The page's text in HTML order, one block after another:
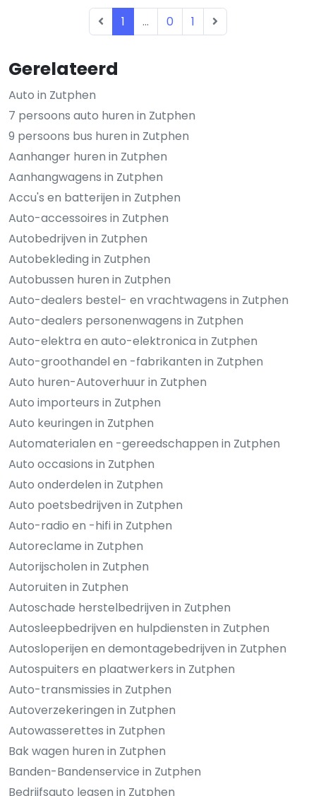
Gerelateerd
Auto in Zutphen
7 persoons auto huren in Zutphen
9 persoons bus huren in Zutphen
Aanhanger huren in Zutphen
Aanhangwagens in Zutphen
Accu's en batterijen in Zutphen
Auto-accessoires in Zutphen
Autobedrijven in Zutphen
Autobekleding in Zutphen
Autobussen huren in Zutphen
Auto-dealers bestel- en vrachtwagens in Zutphen
Auto-dealers personenwagens in Zutphen
Auto-elektra en auto-elektronica in Zutphen
Auto-groothandel en -fabrikanten in Zutphen
Auto huren-Autoverhuur in Zutphen
Auto importeurs in Zutphen
Auto keuringen in Zutphen
Automaterialen en -gereedschappen in Zutphen
Auto occasions in Zutphen
Auto onderdelen in Zutphen
Auto poetsbedrijven in Zutphen
Auto-radio en -hifi in Zutphen
Autoreclame in Zutphen
Autorijscholen in Zutphen
Autoruiten in Zutphen
Autoschade herstelbedrijven in Zutphen
Autosleepbedrijven en hulpdiensten in Zutphen
Autosloperijen en demontagebedrijven in Zutphen
Autospuiters en plaatwerkers in Zutphen
Auto-transmissies in Zutphen
Autoverzekeringen in Zutphen
Autowasserettes in Zutphen
Bak wagen huren in Zutphen
Banden-Bandenservice in Zutphen
Bedrijfsauto leasen in Zutphen
1 ... 0 1